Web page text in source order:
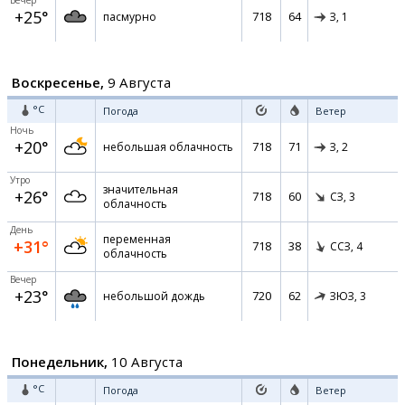
+25° пасмурно 718 64 З, 1
Воскресенье, 9 Августа
°C Погода Ветер
Ночь
+20° небольшая облачность 718 71 З, 2
Утро
+26°
значительная
облачность
718 60 СЗ, 3
День
+31°
переменная
облачность
718 38 ССЗ, 4
Вечер
+23° небольшой дождь 720 62 ЗЮЗ, 3
Понедельник, 10 Августа
°C Погода Ветер